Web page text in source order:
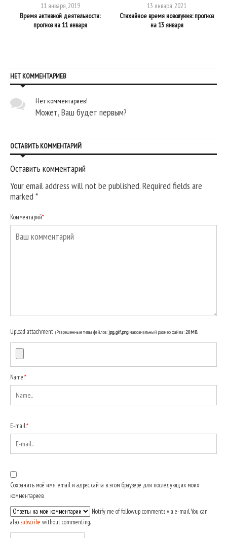
11 января, 2019
Время активной деятельности:
прогноз на 11 января
13 января, 2021
Стихийное время новолуния: прогноз
на 13 января
НЕТ КОММЕНТАРИЕВ
Нет комментариев!
Может, Ваш будет первым?
ОСТАВИТЬ КОММЕНТАРИЙ
Оставить комментарий
Your email address will not be published. Required fields are
marked*
Комментарий*
Upload attachment (Разрешенные типы файлов:jpg, gif, png, максимальный размер файла:20MB.
Name:*
E-mail:*
Сохранить моё имя, email и адрес сайта в этом браузере для последующих моих
комментариев.
Notify me of followup comments via e-mail. You can
also subscribe without commenting.